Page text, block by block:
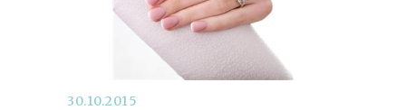
30.10.2015